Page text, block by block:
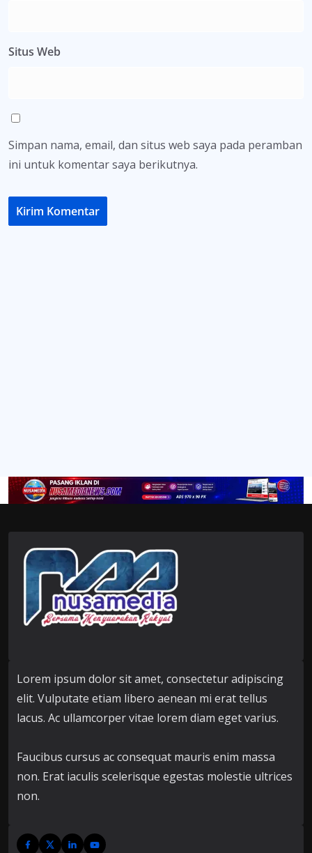
Situs Web
Simpan nama, email, dan situs web saya pada peramban
ini untuk komentar saya berikutnya.
Lorem ipsum dolor sit amet, consectetur adipiscing
elit. Vulputate etiam libero aenean mi erat tellus
lacus. Ac ullamcorper vitae lorem diam eget varius.
Faucibus cursus ac consequat mauris enim massa
non. Erat iaculis scelerisque egestas molestie ultrices
non.